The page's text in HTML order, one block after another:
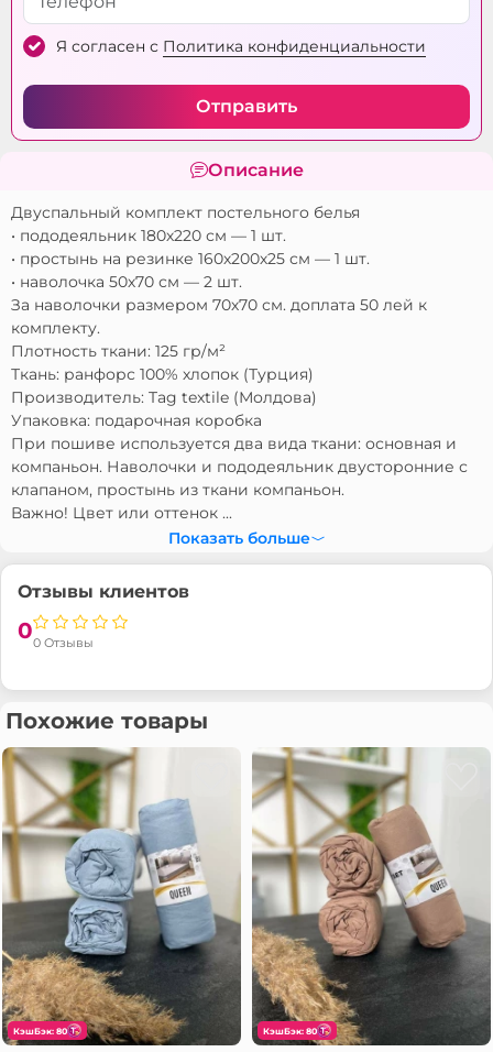
Я согласен с Политика конфиденциальности
Отправить
Описание
Двуспальный комплект постельного белья
• пододеяльник 180х220 см — 1 шт.
• простынь на резинке 160х200х25 см — 1 шт.
• наволочка 50х70 см — 2 шт.
За наволочки размером 70х70 см. доплата 50 лей к
комплекту.
Плотность ткани: 125 гр/м²
Ткань: ранфорс 100% хлопок (Турция)
Производитель: Tag textile (Молдова)
Упаковка: подарочная коробка
При пошиве используется два вида ткани: основная и
компаньон. Наволочки и пододеяльник двусторонние с
клапаном, простынь из ткани компаньон.
Важно! Цвет или оттенок ...
Показать больше
Отзывы клиентов
00 Отзывы
Похожие товары
КэшБэк: 80 КэшБэк: 80